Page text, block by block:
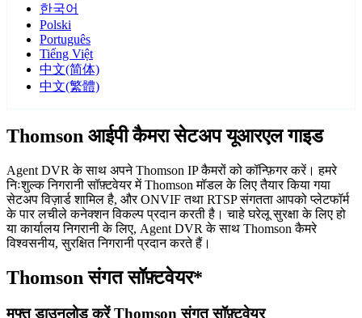
한국어
Polski
Português
Tiếng Việt
中文(简体)
中文(繁體)
Thomson आईपी कैमरा सेटअप यूआरएल गाइड
Agent DVR के साथ अपने Thomson IP कैमरों को कॉन्फ़िगर करें। हमरे
निःशुल्क निगरानी सॉफ़्टवेयर में Thomson मॉडल के लिए तैयार किया गया
सेटअप विज़ार्ड शामिल है, और ONVIF तथा RTSP संगतता आपको प्लेटफॉर्म
के पार लचीले कनेक्शन विकल्प प्रदान करती है। चाहे घरेलू सुरक्षा के लिए हो
या कार्यालय निगरानी के लिए, Agent DVR के साथ Thomson कैमरे
विश्वसनीय, सुरक्षित निगरानी प्रदान करते हैं।
Thomson संगत सॉफ़्टवेयर*
मुफ्त डाउनलोड करें Thomson संगत सॉफ़्टवेयर